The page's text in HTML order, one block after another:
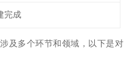
完成
及多个环节和领域，以下是对